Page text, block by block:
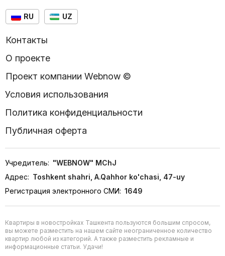
RU UZ
Контакты
О проекте
Проект компании Webnow ©
Условия использования
Политика конфиденциальности
Публичная оферта
Учредитель: "WEBNOW" MChJ
Адрес: Toshkent shahri, A.Qahhor ko'chasi, 47-uy
Регистрация электронного СМИ: 1649
Квартиры в новостройках Ташкента пользуются большим спросом,
вы можете разместить на нашем сайте неограниченное количество
квартир любой из категорий. А также разместить рекламные и
информационные статьи. Удачи!